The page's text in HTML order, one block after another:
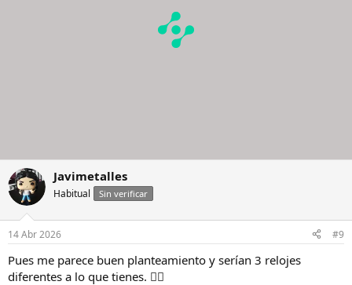
Javimetalles
Habitual Sin verificar
14 Abr 2026 #9
Pues me parece buen planteamiento y serían 3 relojes
diferentes a lo que tienes. 👍🏻